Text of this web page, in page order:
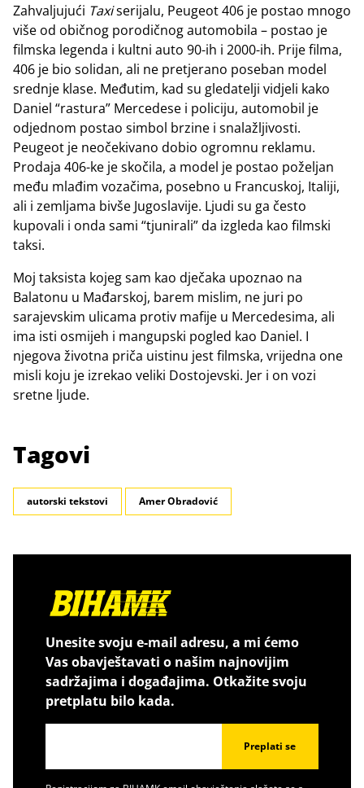
Zahvaljujući Taxiserijalu, Peugeot 406 je postao mnogo
više od običnog porodičnog automobila – postao je
filmska legenda i kultni auto 90-ih i 2000-ih. Prije filma,
406 je bio solidan, ali ne pretjerano poseban model
srednje klase. Međutim, kad su gledatelji vidjeli kako
Daniel “rastura” Mercedese i policiju, automobil je
odjednom postao simbol brzine i snalažljivosti.
Peugeot je neočekivano dobio ogromnu reklamu.
Prodaja 406-ke je skočila, a model je postao poželjan
među mlađim vozačima, posebno u Francuskoj, Italiji,
ali i zemljama bivše Jugoslavije. Ljudi su ga često
kupovali i onda sami “tjunirali” da izgleda kao filmski
taksi.
Moj taksista kojeg sam kao dječaka upoznao na
Balatonu u Mađarskoj, barem mislim, ne juri po
sarajevskim ulicama protiv mafije u Mercedesima, ali
ima isti osmijeh i mangupski pogled kao Daniel. I
njegova životna priča uistinu jest filmska, vrijedna one
misli koju je izrekao veliki Dostojevski. Jer i on vozi
sretne ljude.
Tagovi
autorski tekstovi Amer Obradović
Unesite svoju e-mail adresu, a mi ćemo
Vas obavještavati o našim najnovijim
sadržajima i događajima. Otkažite svoju
pretplatu bilo kada.
Preplati se